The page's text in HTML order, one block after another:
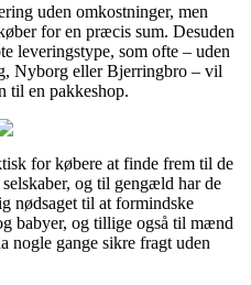
uden omkostninger, men
for en præcis sum. Desuden
leveringstype, som ofte – uden
Nyborg eller Bjerringbro – vil
til en pakkeshop.
for købere at finde frem til de
og til gengæld har de
nødsaget til at formindske
babyer, og tillige også til mænd
nogle gange sikre fragt uden